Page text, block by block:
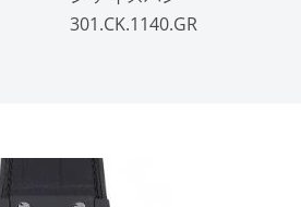
301.CK.1140.GR